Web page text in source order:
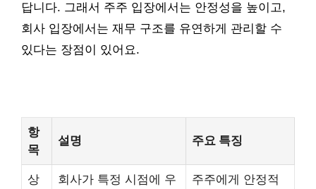
답니다. 그래서 주주 입장에서는 안정성을 높이고,
회사 입장에서는 재무 구조를 유연하게 관리할 수
있다는 장점이 있어요.
항
목
설명 주요 특징
상
회사가 특정 시점에 우
주주에게 안정적